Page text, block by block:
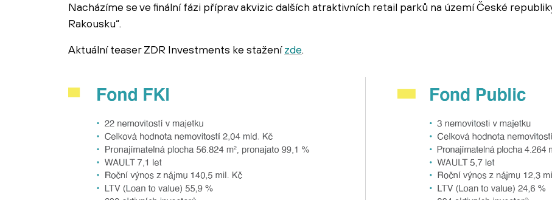
Nacházíme se ve finální fázi příprav akvizic dalších atraktivních retail parků na území České
Rakousku“.
Aktuální teaser ZDR Investments ke staženízde.